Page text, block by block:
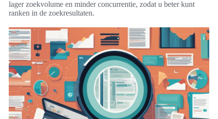
lager zoekvolume en minder concurrentie, zodat u beter kunt
ranken in de zoekresultaten.